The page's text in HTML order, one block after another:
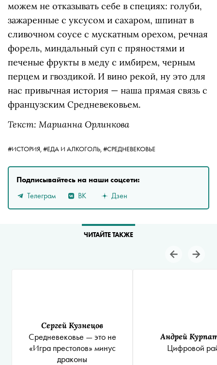
можем не отказывать себе в специях: голуби,
зажаренные с уксусом и сахаром, шпинат в
сливочном соусе с мускатным орехом, речная
форель, миндальный суп с пряностями и
печеные фрукты в меду с имбирем, черным
перцем и гвоздикой. И вино рекой, ну это для
нас привычная история — наша прямая связь с
французским Средневековьем.
Текст: Марианна Орлинкова
#ИСТОРИЯ, #ЕДА И АЛКОГОЛЬ, #СРЕДНЕВЕКОВЬЕ
Подписывайтесь на наши соцсети:
Телеграм
ВК Дзен
ЧИТАЙТЕ ТАКЖЕ
Сергей Кузнецов
Средневековье — это не
«Игра престолов» минус
драконы
Андрей
Цифровой